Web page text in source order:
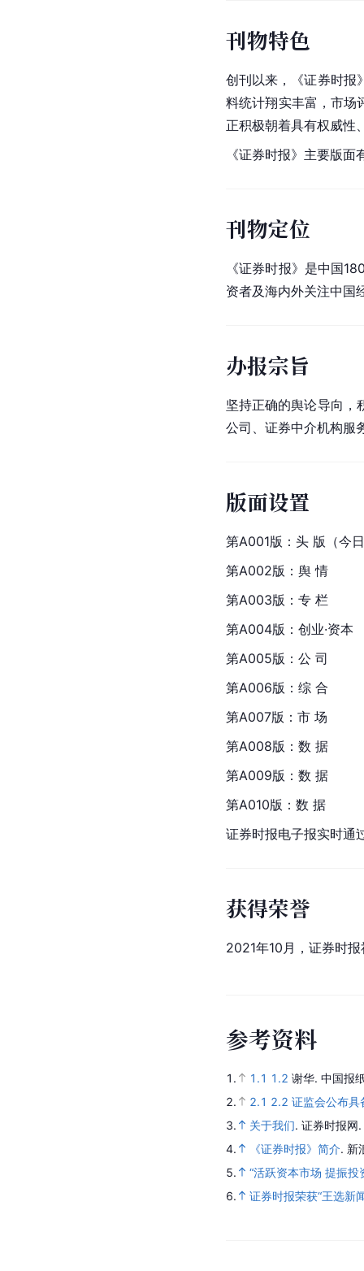
刊物特色
创刊以来，《证券时报
料统计翔实丰富，市场
正积极朝着具有权威性
《证券时报》主要版
刊物定位
《证券时报》是中国
资者及海内外关注中国
办报宗旨
坚持正确的舆论导向，
公司、证券中介机构服
版面设置
第A001版：头 版（今
第A002版：舆 情
第A003版：专 栏
第A004版：创业·资本
第A005版：公 司
第A006版：综 合
第A007版：市 场
第A008版：数 据
第A009版：数 据
第A010版：数 据
证券时报电子报实时通
获得荣誉
2021年10月，证券时
参考资料
1. 1.1 1.2 谢华. 中国报
2.
2.1 2.2 证监会公布具
3.
关于我们. 证券时报网.
4.
《证券时报》简介. 新
5.
“活跃资本市场 提振
6.
证券时报荣获“王选新